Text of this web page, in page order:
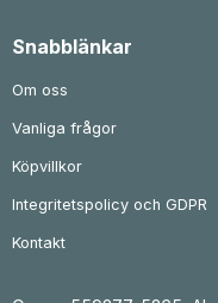
Snabblänkar
Om oss
Vanliga frågor
Köpvillkor
Integritetspolicy och GDPR
Kontakt